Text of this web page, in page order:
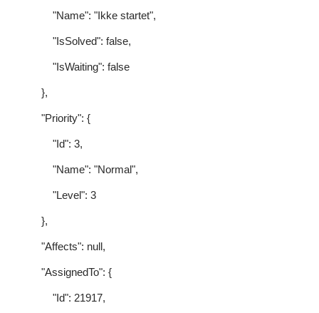
"Name": "Ikke startet",
"IsSolved": false,
"IsWaiting": false
},
"Priority": {
"Id": 3,
"Name": "Normal",
"Level": 3
},
"Affects": null,
"AssignedTo": {
"Id": 21917,